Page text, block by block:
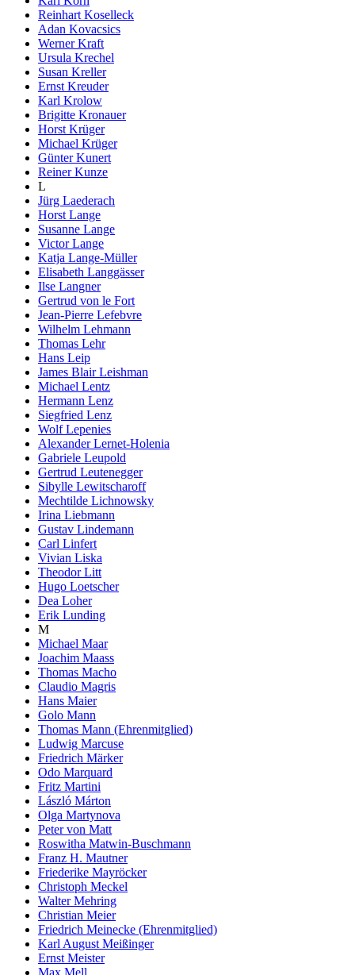
Reinhart Koselleck
Adan Kovacsics
Werner Kraft
Ursula Krechel
Susan Kreller
Ernst Kreuder
Karl Krolow
Brigitte Kronauer
Horst Krüger
Michael Krüger
Günter Kunert
Reiner Kunze
L
Jürg Laederach
Horst Lange
Susanne Lange
Victor Lange
Katja Lange-Müller
Elisabeth Langgässer
Ilse Langner
Gertrud von le Fort
Jean-Pierre Lefebvre
Wilhelm Lehmann
Thomas Lehr
Hans Leip
James Blair Leishman
Michael Lentz
Hermann Lenz
Siegfried Lenz
Wolf Lepenies
Alexander Lernet-Holenia
Gabriele Leupold
Gertrud Leutenegger
Sibylle Lewitscharoff
Mechtilde Lichnowsky
Irina Liebmann
Gustav Lindemann
Carl Linfert
Vivian Liska
Theodor Litt
Hugo Loetscher
Dea Loher
Erik Lunding
M
Michael Maar
Joachim Maass
Thomas Macho
Claudio Magris
Hans Maier
Golo Mann
Thomas Mann (Ehrenmitglied)
Ludwig Marcuse
Friedrich Märker
Odo Marquard
Fritz Martini
László Márton
Olga Martynova
Peter von Matt
Roswitha Matwin-Buschmann
Franz H. Mautner
Friederike Mayröcker
Christoph Meckel
Walter Mehring
Christian Meier
Friedrich Meinecke (Ehrenmitglied)
Karl August Meißinger
Ernst Meister
Max Mell